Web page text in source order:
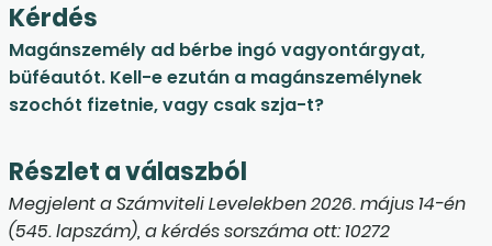
Kérdés
Magánszemély ad bérbe ingó vagyontárgyat,
büféautót. Kell-e ezután a magánszemélynek
szochót fizetnie, vagy csak szja-t?
Részlet a válaszból
Megjelent a Számviteli Levelekben 2026. május 14-én
(545. lapszám), a kérdés sorszáma ott: 10272